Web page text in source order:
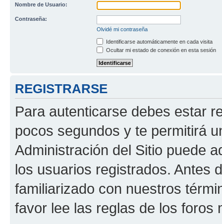
Nombre de Usuario:
Contraseña:
Olvidé mi contraseña
Identificarse automáticamente en cada visita
Ocultar mi estado de conexión en esta sesión
REGISTRARSE
Para autenticarse debes estar
pocos segundos y te permitirá
Administración del Sitio puede
los usuarios registrados. Antes
familiarizado con nuestros
favor lee las reglas de los foros